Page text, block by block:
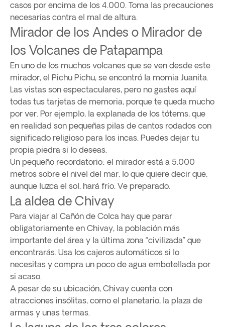
casos por encima de los 4.000. Toma las precauciones
necesarias contra el mal de altura.
Mirador de los Andes o Mirador de
los Volcanes de Patapampa
En uno de los muchos volcanes que se ven desde este
mirador, el Pichu Pichu, se encontró la momia Juanita.
Las vistas son espectaculares, pero no gastes aquí
todas tus tarjetas de memoria, porque te queda mucho
por ver. Por ejemplo, la explanada de los tótems, que
en realidad son pequeñas pilas de cantos rodados con
significado religioso para los incas. Puedes dejar tu
propia piedra si lo deseas.
Un pequeño recordatorio: el mirador está a 5.000
metros sobre el nivel del mar, lo que quiere decir que,
aunque luzca el sol, hará frío. Ve preparado.
La aldea de Chivay
Para viajar al Cañón de Colca hay que parar
obligatoriamente en Chivay, la población más
importante del área y la última zona “civilizada” que
encontrarás. Usa los cajeros automáticos si lo
necesitas y compra un poco de agua embotellada por
si acaso.
A pesar de su ubicación, Chivay cuenta con
atracciones insólitas, como el planetario, la plaza de
armas y unas termas.